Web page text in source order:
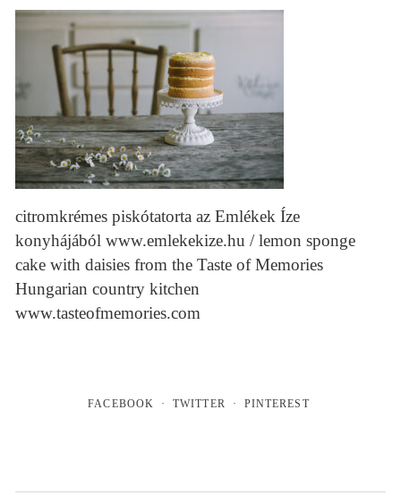
citromkrémes piskótatorta az Emlékek Íze
konyhájából www.emlekekize.hu / lemon sponge
cake with daisies from the Taste of Memories
Hungarian country kitchen
www.tasteofmemories.com
FACEBOOK TWITTER PINTEREST